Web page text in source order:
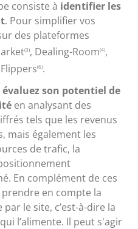
consiste à identifier les
. Pour simplifier vos
des plateformes
(3), Dealing-Room(4),
(6).
évaluez son potentiel de
en analysant des
tels que les revenus
mais également les
de trafic, la
En complément de ces
en compte la
le site, c’est-à-dire la
l’alimente. Il peut s'agir